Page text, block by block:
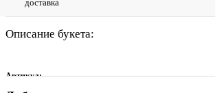
доставка
Описание букета:
Артикул: